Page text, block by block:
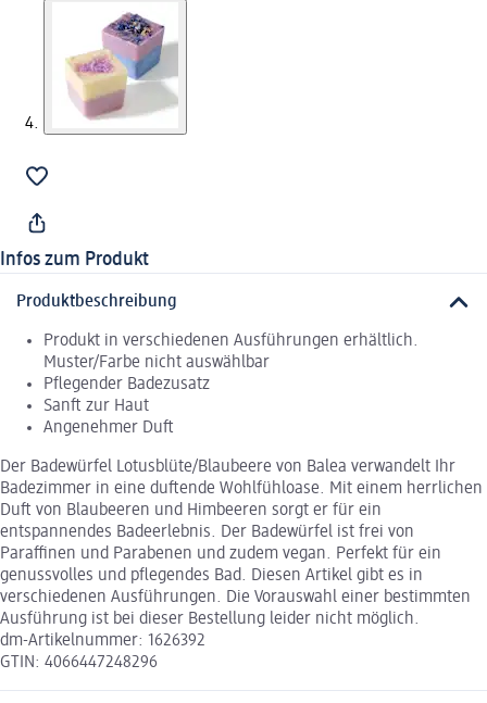
Infos zum Produkt
Produktbeschreibung
Produkt in verschiedenen Ausführungen erhältlich.
Muster/Farbe nicht auswählbar
Pflegender Badezusatz
Sanft zur Haut
Angenehmer Duft
Der Badewürfel Lotusblüte/Blaubeere von Balea verwandelt Ihr
Badezimmer in eine duftende Wohlfühloase. Mit einem herrlichen
Duft von Blaubeeren und Himbeeren sorgt er für ein
entspannendes Badeerlebnis. Der Badewürfel ist frei von
Paraffinen und Parabenen und zudem vegan. Perfekt für ein
genussvolles und pflegendes Bad. Diesen Artikel gibt es in
verschiedenen Ausführungen. Die Vorauswahl einer bestimmten
Ausführung ist bei dieser Bestellung leider nicht möglich.
dm-Artikelnummer: 1626392
GTIN: 4066447248296